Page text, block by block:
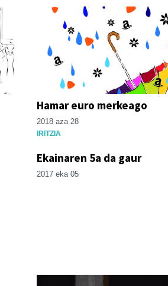
Hamar euro merkeago
2018 aza 28
IRITZIA
Ekainaren 5a da gaur
2017 eka 05